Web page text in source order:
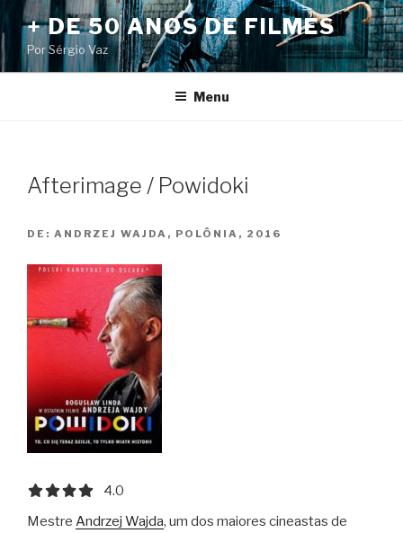
Pular
para
o
conteúdo
+ DE 50 ANOS DE FILMES
Por Sérgio Vaz
Menu
Afterimage / Powidoki
DE: ANDRZEJ WAJDA, POLÔNIA, 2016
4.0 out of 5.0 stars
4.0
Mestre Andrzej Wajda, um dos maiores cineastas de